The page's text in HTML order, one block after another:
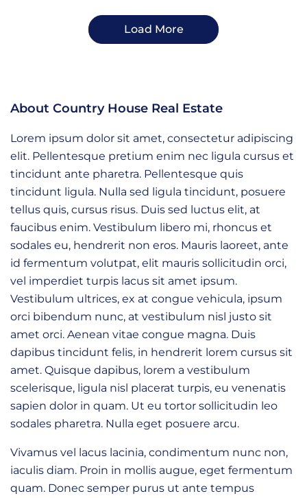
Load More
About Country House Real Estate
Lorem ipsum dolor sit amet, consectetur adipiscing
elit. Pellentesque pretium enim nec ligula cursus et
tincidunt ante pharetra. Pellentesque quis
tincidunt ligula. Nulla sed ligula tincidunt, posuere
tellus quis, cursus risus. Duis sed luctus elit, at
faucibus enim. Vestibulum libero mi, rhoncus et
sodales eu, hendrerit non eros. Mauris laoreet, ante
id fermentum volutpat, elit mauris sollicitudin orci,
vel imperdiet turpis lacus sit amet ipsum.
Vestibulum ultrices, ex at congue vehicula, ipsum
orci bibendum nunc, at vestibulum nisl justo sit
amet orci. Aenean vitae congue magna. Duis
dapibus tincidunt felis, in hendrerit lorem cursus sit
amet. Quisque dapibus, lorem a vestibulum
scelerisque, ligula nisl placerat turpis, eu venenatis
sapien dolor in quam. Ut eu tortor sollicitudin leo
sodales pharetra. Nulla eget posuere arcu.
Vivamus vel lacus lacinia, condimentum nunc non,
iaculis diam. Proin in mollis augue, eget fermentum
quam. Donec semper purus ut ante tempus